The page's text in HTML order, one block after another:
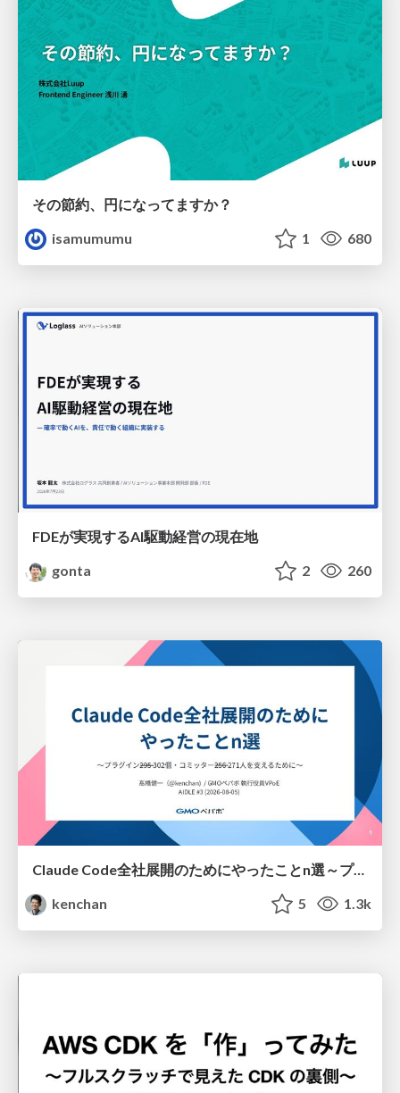
その節約、円になってますか？
isamumumu
1 680
FDEが実現するAI駆動経営の現在地
gonta
2 260
Claude Code全社展開のためにやったことn選～プラグイン302個・コミッター271人を支えるために～
kenchan
5 1.3k